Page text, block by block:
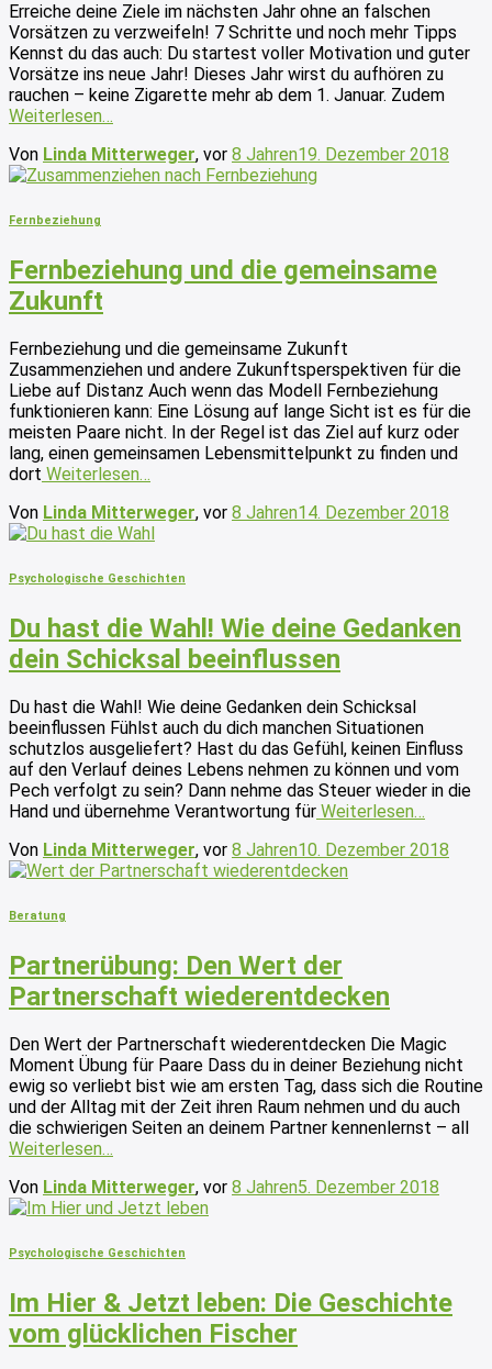
Erreiche deine Ziele im nächsten Jahr ohne an falschen
Vorsätzen zu verzweifeln! 7 Schritte und noch mehr Tipps
Kennst du das auch: Du startest voller Motivation und guter
Vorsätze ins neue Jahr! Dieses Jahr wirst du aufhören zu
rauchen – keine Zigarette mehr ab dem 1. Januar. Zudem
Weiterlesen…
Von Linda Mitterweger, vor 8 Jahren19. Dezember 2018
Fernbeziehung
Fernbeziehung und die gemeinsame
Zukunft
Fernbeziehung und die gemeinsame Zukunft
Zusammenziehen und andere Zukunftsperspektiven für die
Liebe auf Distanz Auch wenn das Modell Fernbeziehung
funktionieren kann: Eine Lösung auf lange Sicht ist es für die
meisten Paare nicht. In der Regel ist das Ziel auf kurz oder
lang, einen gemeinsamen Lebensmittelpunkt zu finden und
dort Weiterlesen…
Von Linda Mitterweger, vor 8 Jahren14. Dezember 2018
Psychologische Geschichten
Du hast die Wahl! Wie deine Gedanken
dein Schicksal beeinflussen
Du hast die Wahl! Wie deine Gedanken dein Schicksal
beeinflussen Fühlst auch du dich manchen Situationen
schutzlos ausgeliefert? Hast du das Gefühl, keinen Einfluss
auf den Verlauf deines Lebens nehmen zu können und vom
Pech verfolgt zu sein? Dann nehme das Steuer wieder in die
Hand und übernehme Verantwortung für Weiterlesen…
Von Linda Mitterweger, vor 8 Jahren10. Dezember 2018
Beratung
Partnerübung: Den Wert der
Partnerschaft wiederentdecken
Den Wert der Partnerschaft wiederentdecken Die Magic
Moment Übung für Paare Dass du in deiner Beziehung nicht
ewig so verliebt bist wie am ersten Tag, dass sich die Routine
und der Alltag mit der Zeit ihren Raum nehmen und du auch
die schwierigen Seiten an deinem Partner kennenlernst – all
Weiterlesen…
Von Linda Mitterweger, vor 8 Jahren5. Dezember 2018
Psychologische Geschichten
Im Hier & Jetzt leben: Die Geschichte
vom glücklichen Fischer